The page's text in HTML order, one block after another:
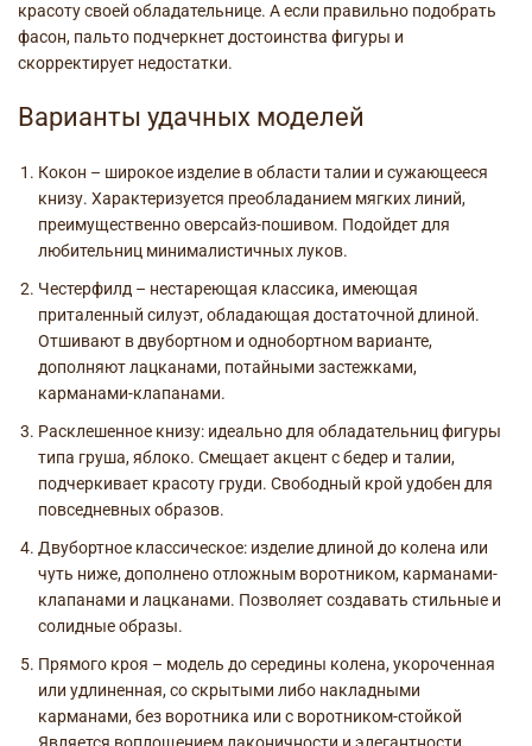
красоту своей обладательнице. А если правильно подобрать
фасон, пальто подчеркнет достоинства фигуры и
скорректирует недостатки.
Варианты удачных моделей
Кокон – широкое изделие в области талии и сужающееся
книзу. Характеризуется преобладанием мягких линий,
преимущественно оверсайз-пошивом. Подойдет для
любительниц минималистичных луков.
Честерфилд – нестареющая классика, имеющая
приталенный силуэт, обладающая достаточной длиной.
Отшивают в двубортном и однобортном варианте,
дополняют лацканами, потайными застежками,
карманами-клапанами.
Расклешенное книзу: идеально для обладательниц фигуры
типа груша, яблоко. Смещает акцент с бедер и талии,
подчеркивает красоту груди. Свободный крой удобен для
повседневных образов.
Двубортное классическое: изделие длиной до колена или
чуть ниже, дополнено отложным воротником, карманами-
клапанами и лацканами. Позволяет создавать стильные и
солидные образы.
Прямого кроя – модель до середины колена, укороченная
или удлиненная, со скрытыми либо накладными
карманами, без воротника или с воротником-стойкой